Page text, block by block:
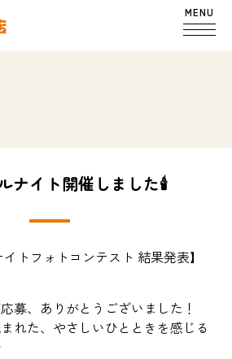
MENU
ナイト開催しました🕯
イトフォトコンテスト 結果発表】
募、ありがとうございました！
れた、やさしいひとときを感じる